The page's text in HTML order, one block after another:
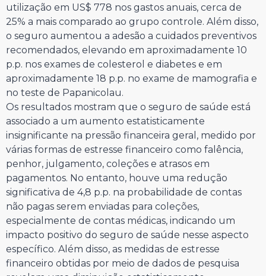
utilização em US$ 778 nos gastos anuais, cerca de
25% a mais comparado ao grupo controle. Além disso,
o seguro aumentou a adesão a cuidados preventivos
recomendados, elevando em aproximadamente 10
p.p. nos exames de colesterol e diabetes e em
aproximadamente 18 p.p. no exame de mamografia e
no teste de Papanicolau.
Os resultados mostram que o seguro de saúde está
associado a um aumento estatisticamente
insignificante na pressão financeira geral, medido por
várias formas de estresse financeiro como falência,
penhor, julgamento, coleções e atrasos em
pagamentos. No entanto, houve uma redução
significativa de 4,8 p.p. na probabilidade de contas
não pagas serem enviadas para coleções,
especialmente de contas médicas, indicando um
impacto positivo do seguro de saúde nesse aspecto
específico. Além disso, as medidas de estresse
financeiro obtidas por meio de dados de pesquisa